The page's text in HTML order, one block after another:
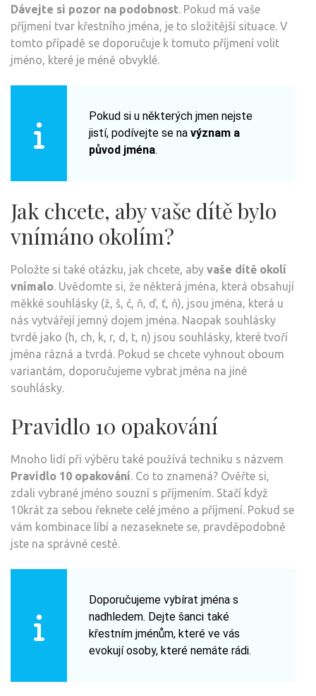
Dávejte si pozor na podobnost. Pokud má vaše
příjmení tvar křestního jména, je to složitější situace. V
tomto případě se doporučuje k tomuto příjmení volit
jméno, které je méně obvyklé.
Pokud si u některých jmen nejste
jistí, podívejte se na význam a
původ jména.
Jak chcete, aby vaše dítě bylo
vnímáno okolím?
Položte si také otázku, jak chcete, aby vaše dítě okolí
vnímalo. Uvědomte si, že některá jména, která obsahují
měkké souhlásky (ž, š, č, ň, ď, ť, ň), jsou jména, která u
nás vytvářejí jemný dojem jména. Naopak souhlásky
tvrdé jako (h, ch, k, r, d, t, n) jsou souhlásky, které tvoří
jména rázná a tvrdá. Pokud se chcete vyhnout oboum
variantám, doporučujeme vybrat jména na jiné
souhlásky.
Pravidlo 10 opakování
Mnoho lidí při výběru také používá techniku s názvem
Pravidlo 10 opakování. Co to znamená? Ověřte si,
zdali vybrané jméno souzní s příjmením. Stačí když
10krát za sebou řeknete celé jméno a příjmení. Pokud se
vám kombinace líbí a nezaseknete se, pravděpodobně
jste na správné cestě.
Doporučujeme vybírat jména s
nadhledem. Dejte šanci také
křestním jménům, které ve vás
evokují osoby, které nemáte rádi.